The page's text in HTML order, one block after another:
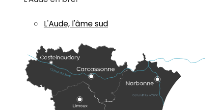
L'Aude, l'âme sud